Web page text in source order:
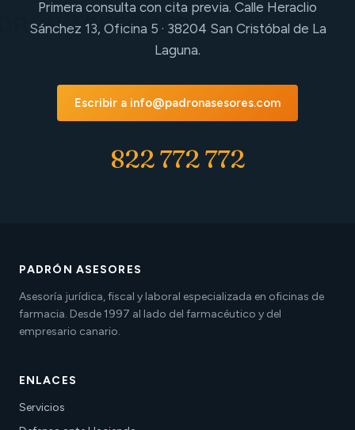
Primera consulta con cita previa. Calle Heraclio
Sánchez 13, Oficina 5 · 38204 San Cristóbal de La
Laguna.
Escribir a info@padronasesores.com
822 772 772
PADRÓN ASESORES
Asesoría jurídica, fiscal y laboral especializada en oficinas de
farmacia. Desde 1997 al lado del farmacéutico y del
empresario canario.
ENLACES
Servicios